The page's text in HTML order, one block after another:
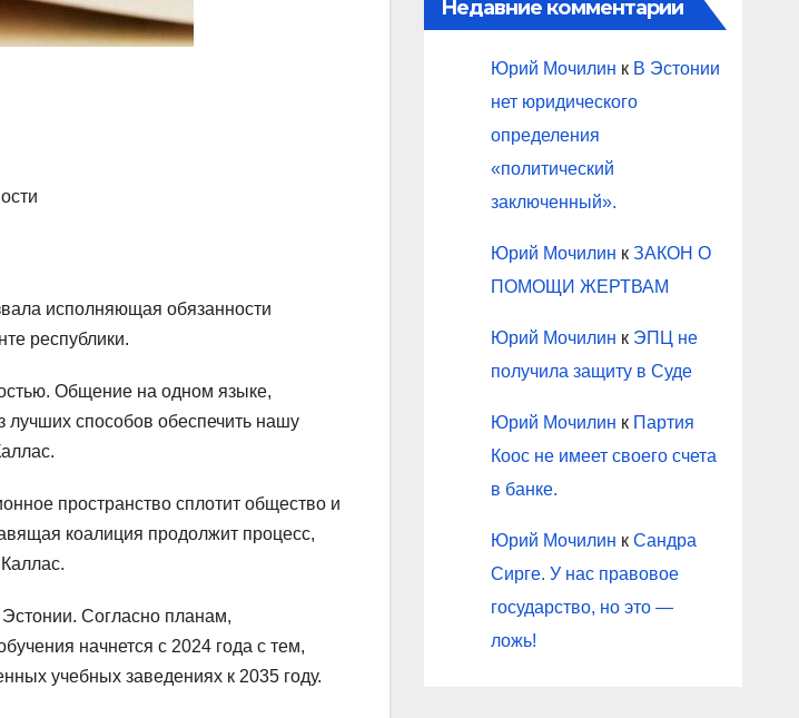
исполняющая обязанности
республики.
Общение на одном языке,
способов обеспечить нашу
пространство сплотит общество и
коалиция продолжит процесс,
Эстонии. Согласно планам,
начнется с 2024 года с тем,
учебных заведениях к 2035 году.
Недавние комментарии
Юрий Мочилин к В Эстонии
нет юридического
определения
«политический
заключенный».
Юрий Мочилин к ЗАКОН О
ПОМОЩИ ЖЕРТВАМ
Юрий Мочилин к ЭПЦ не
получила защиту в Суде
Юрий Мочилин к Партия
Коос не имеет своего счета
в банке.
Юрий Мочилин к Сандра
Сирге. У нас правовое
государство, но это —
ложь!